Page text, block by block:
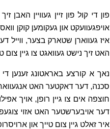
פון די קול פון זיין געוויין
אויפגעוועקט און געקומען קוקן
איז געווארן שטארק בצער, ווייל
האט זיך נישט געוואגט צו גיין
נאך א קורצע באראטונג זענען
סכנה, דער דאקטער האט
חוצפה אים צו גיין רופן, אויך
דער אויבערשטער האט אזוי
איר זאלט גיין צום טייך און